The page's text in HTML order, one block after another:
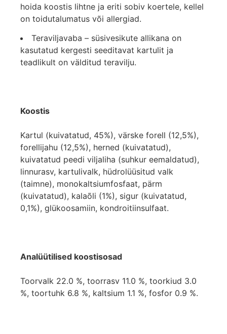
hoida koostis lihtne ja eriti sobiv koertele, kellel
on toidutalumatus või allergiad.
Teraviljavaba – süsivesikute allikana on
kasutatud kergesti seeditavat kartulit ja
teadlikult on välditud teravilju.
Koostis
Kartul (kuivatatud, 45%), värske forell (12,5%),
forellijahu (12,5%), herned (kuivatatud),
kuivatatud peedi viljaliha (suhkur eemaldatud),
linnurasv, kartulivalk, hüdrolüüsitud valk
(taimne), monokaltsiumfosfaat, pärm
(kuivatatud), kalaõli (1%), sigur (kuivatatud,
0,1%), glükoosamiin, kondroitiinsulfaat.
Analüütilised koostisosad
Toorvalk 22.0 %, toorrasv 11.0 %, toorkiud 3.0
%, toortuhk 6.8 %, kaltsium 1.1 %, fosfor 0.9 %.